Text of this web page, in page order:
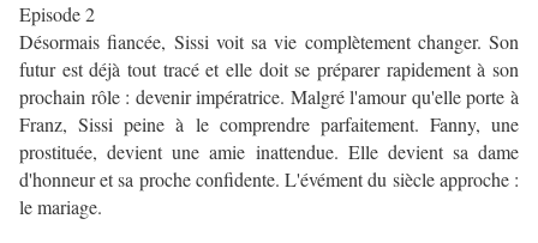
Episode 2
Désormais fiancée, Sissi voit sa vie complètement changer. Son
futur est déjà tout tracé et elle doit se préparer rapidement à son
prochain rôle : devenir impératrice. Malgré l'amour qu'elle porte à
Franz, Sissi peine à le comprendre parfaitement. Fanny, une
prostituée, devient une amie inattendue. Elle devient sa dame
d'honneur et sa proche confidente. L'évément du siècle approche :
le mariage.